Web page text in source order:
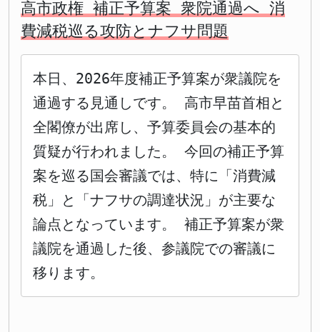
高市政権 補正予算案 衆院通過へ 消
費減税巡る攻防とナフサ問題
本日、2026年度補正予算案が衆議院を
通過する見通しです。 高市早苗首相と
全閣僚が出席し、予算委員会の基本的
質疑が行われました。 今回の補正予算
案を巡る国会審議では、特に「消費減
税」と「ナフサの調達状況」が主要な
論点となっています。 補正予算案が衆
議院を通過した後、参議院での審議に
移ります。